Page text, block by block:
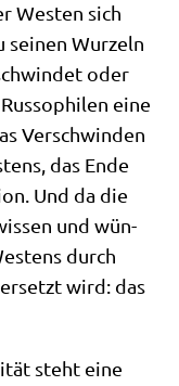
Westen sich
sei­nen Wur­zeln
oder
eine
Ver­schwin­den
das Ende
Und da die
und wün­
durch
wird: das
steht eine